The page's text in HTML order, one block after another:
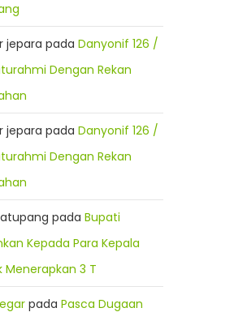
jepara padaDanyonif 126 /
Dengan Rekan
jepara padaDanyonif 126 /
Dengan Rekan
padaBupati
Kepada Para Kepala
Menerapkan 3 T
padaPasca Dugaan